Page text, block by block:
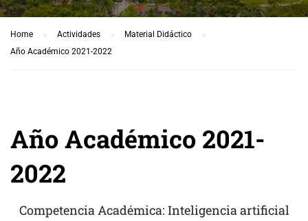
Home Actividades
Material Didáctico
Año Académico 2021-2022
Año Académico 2021-
2022
Competencia Académica: Inteligencia artificial